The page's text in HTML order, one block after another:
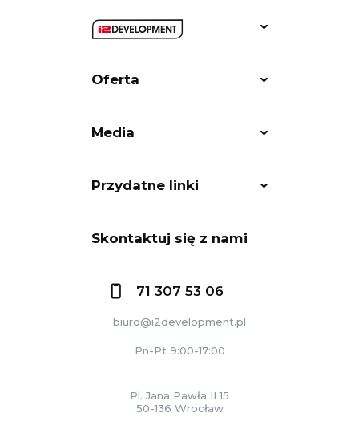
Oferta
Media
Przydatne linki
Skontaktuj się z nami
71 307 53 06
biuro@i2development.pl
Pn-Pt 9:00-17:00
Pl. Jana Pawła II 15
50-136 Wrocław